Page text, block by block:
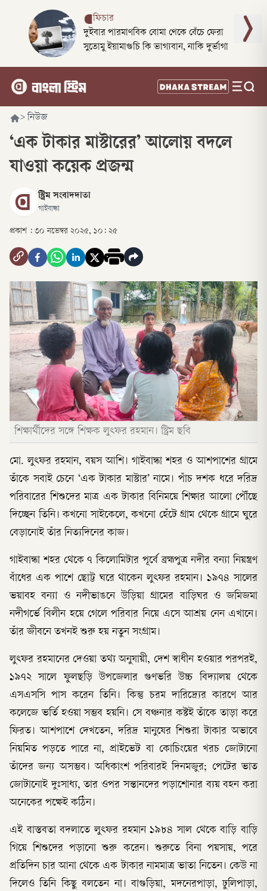
ফিচার
দুইবার পারমাণবিক বোমা থেকে বেঁচে ফেরা
সুতোমু ইয়ামাগুচি কি ভাগ্যবান, নাকি দুর্ভাগা
> নিউজ
‘এক টাকার মাস্টারের’ আলোয় বদলে
যাওয়া কয়েক প্রজন্ম
স্ট্রিম সংবাদদাতা
গাইবান্ধা
প্রকাশ : ৩০ নভেম্বর ২০২৫, ১০: ২৫
শিক্ষার্থীদের সঙ্গে শিক্ষক লুৎফর রহমান। স্ট্রিম ছবি
মো. লুৎফর রহমান, বয়স আশি। গাইবান্ধা শহর ও আশপাশের গ্রামে
তাঁকে সবাই চেনে ‘এক টাকার মাস্টার’ নামে। পাঁচ দশক ধরে দরিদ্র
পরিবারের শিশুদের মাত্র এক টাকার বিনিময়ে শিক্ষার আলো পৌঁছে
দিচ্ছেন তিনি। কখনো সাইকেলে, কখনো হেঁটে গ্রাম থেকে গ্রামে ঘুরে
বেড়ানোই তাঁর নিত্যদিনের কাজ।
গাইবান্ধা শহর থেকে ৭ কিলোমিটার পূর্বে ব্রহ্মপুত্র নদীর বন্যা নিয়ন্ত্রণ
বাঁধের এক পাশে ছোট্ট ঘরে থাকেন লুৎফর রহমান। ১৯৭৪ সালের
ভয়াবহ বন্যা ও নদীভাঙনে উড়িয়া গ্রামের বাড়িঘর ও জমিজমা
নদীগর্ভে বিলীন হয়ে গেলে পরিবার নিয়ে এসে আশ্রয় নেন এখানে।
তাঁর জীবনে তখনই শুরু হয় নতুন সংগ্রাম।
লুৎফর রহমানের দেওয়া তথ্য অনুযায়ী, দেশ স্বাধীন হওয়ার পরপরই,
১৯৭২ সালে ফুলছড়ি উপজেলার গুণভরি উচ্চ বিদ্যালয় থেকে
এসএসসি পাস করেন তিনি। কিন্তু চরম দারিদ্র্যের কারণে আর
কলেজে ভর্তি হওয়া সম্ভব হয়নি। সে বঞ্চনার কষ্টই তাঁকে তাড়া করে
ফিরত। আশপাশে দেখতেন, দরিদ্র মানুষের শিশুরা টাকার অভাবে
নিয়মিত পড়তে পারে না, প্রাইভেট বা কোচিংয়ের খরচ জোটানো
তাঁদের জন্য অসম্ভব। অধিকাংশ পরিবারই দিনমজুর; পেটের ভাত
জোটানোই দুঃসাধ্য, তার ওপর সন্তানদের পড়াশোনার ব্যয় বহন করা
অনেকের পক্ষেই কঠিন।
এই বাস্তবতা বদলাতে লুৎফর রহমান ১৯৮৪ সাল থেকে বাড়ি বাড়ি
গিয়ে শিশুদের পড়ানো শুরু করেন। শুরুতে বিনা পয়সায়, পরে
প্রতিদিন চার আনা থেকে এক টাকার নামমাত্র ভাতা নিতেন। কেউ না
দিলেও তিনি কিছু বলতেন না। বাগুড়িয়া, মদনেরপাড়া, ঢুলিপাড়া,